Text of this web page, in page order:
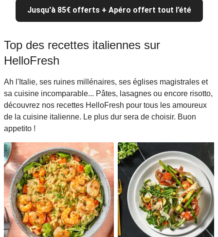
Jusqu'à 85€ offerts + Apéro offert tout l’été
Top des recettes italiennes sur
HelloFresh
Ah l'Italie, ses ruines millénaires, ses églises magistrales et
sa cuisine incomparable... Pâtes, lasagnes ou encore risotto,
découvrez nos recettes HelloFresh pour tous les amoureux
de la cuisine italienne. Le plus dur sera de choisir. Buon
appetito !